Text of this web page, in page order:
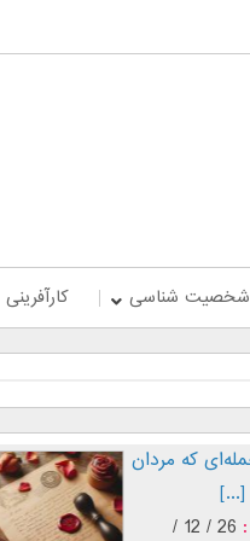
شخصیت شناسی
پنج جمله‌ای که مردان
عاشق [...]
تاریخ :
26 / 12 /